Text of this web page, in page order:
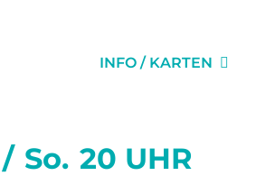
INFO / KARTEN
So. 20 UHR